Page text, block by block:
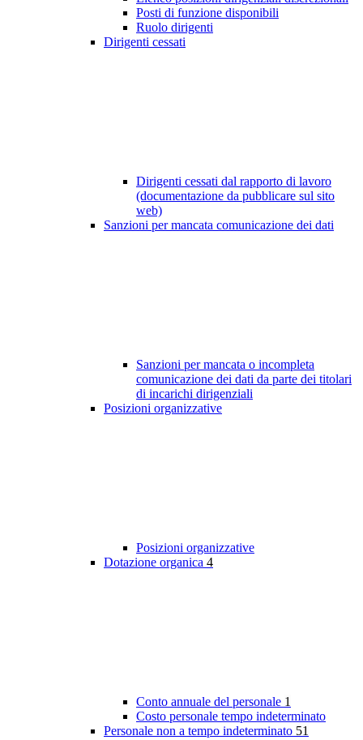
Posti di funzione disponibili
Ruolo dirigenti
Dirigenti cessati
Dirigenti cessati dal rapporto di lavoro
(documentazione da pubblicare sul sito
web)
Sanzioni per mancata comunicazione dei dati
Sanzioni per mancata o incompleta
comunicazione dei dati da parte dei titolari
di incarichi dirigenziali
Posizioni organizzative
Posizioni organizzative
Dotazione organica 4
Conto annuale del personale 1
Costo personale tempo indeterminato
Personale non a tempo indeterminato 51